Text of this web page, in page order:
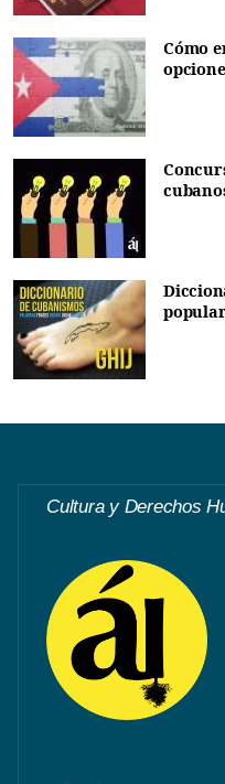
Cómo
Cultura y Derechos